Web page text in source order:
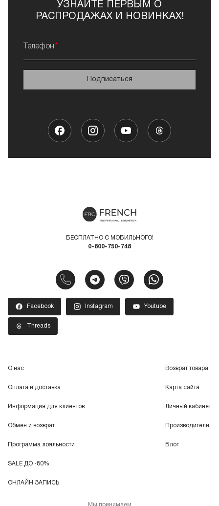
УЗНАЙТЕ ПЕРВЫМ О
РАСПРОДАЖАХ И НОВИНКАХ!
Телефон
Подписаться
БЕСПЛАТНО С МОБИЛЬНОГО!
0-800-750-748
Facebook Instagram Youtube
Threads
О нас
Оплата и доставка
Информация для клиентов
Обмен и возврат
Программа лояльности
SALE ДО -80%
ОНЛАЙН ЗАПИСЬ
Возврат товара
Карта сайта
Личный кабинет
Производители
Блог
Мы принимаем